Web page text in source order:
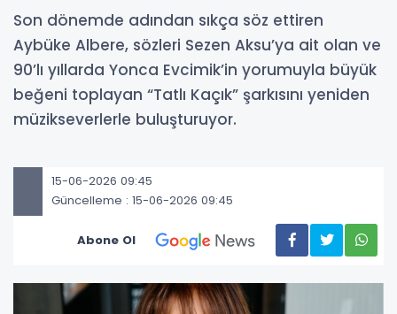
Son dönemde adından sıkça söz ettiren
Aybüke Albere, sözleri Sezen Aksu’ya ait olan ve
90’lı yıllarda Yonca Evcimik’in yorumuyla büyük
beğeni toplayan “Tatlı Kaçık” şarkısını yeniden
müzikseverlerle buluşturuyor.
15-06-2026 09:45
Güncelleme : 15-06-2026 09:45
Abone Ol